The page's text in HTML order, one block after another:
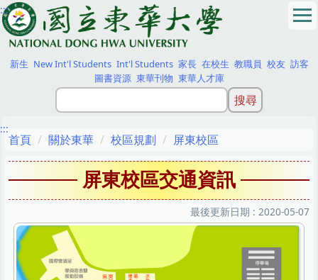
跳
到
主
要
內
:::
新生 New Int'l Students Int'l Students 家長 在校生 教職員 校友 訪客
圖書資源 東華刊物 東華人才庫
:::
首頁 關於東華 校區規劃 屏東校區
屏東校區交通資訊
最後更新日期 : 2020-05-07